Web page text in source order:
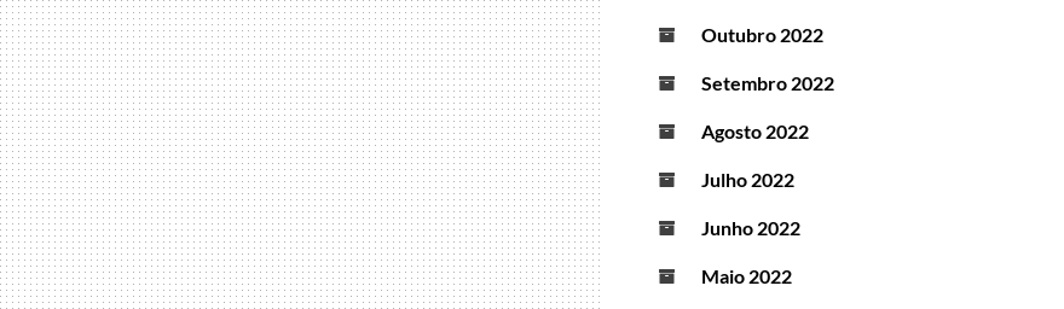
Outubro 2022
Setembro 2022
Agosto 2022
Julho 2022
Junho 2022
Maio 2022